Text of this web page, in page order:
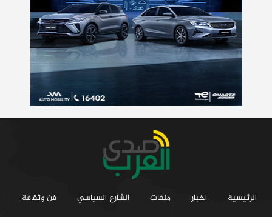
الرئيسية اخبار ملفات الشارع السياسي
فن وثقافة